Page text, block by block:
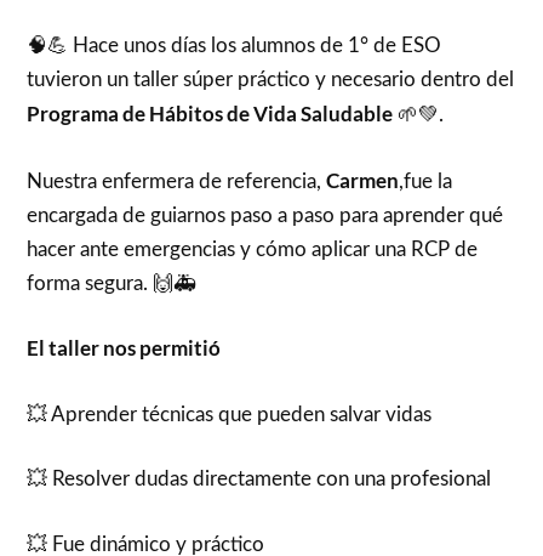
🧠💪 Hace unos días los alumnos de 1° de ESO
tuvieron un taller súper práctico y necesario dentro del
Programa de Hábitos de Vida Saludable 🌱💚.
Nuestra enfermera de referencia,Carmen,fue la
encargada de guiarnos paso a paso para aprender qué
hacer ante emergencias y cómo aplicar una RCP de
forma segura. 🙌🚑
El taller nos permitió
💥 Aprender técnicas que pueden salvar vidas
💥 Resolver dudas directamente con una profesional
💥 Fue dinámico y práctico